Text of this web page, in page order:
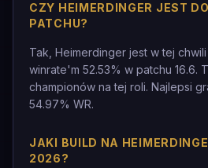
CZY HEIMERDINGER JEST
PATCHU?
Tak, Heimerdinger jest w tej
winrate'm 52.53% w patchu 16.6.
championów na tej roli. Najlepsi
54.97% WR.
JAKI BUILD NA
2026?